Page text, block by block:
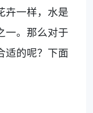
卉一样，水是
一。那么对于
适的呢？下面